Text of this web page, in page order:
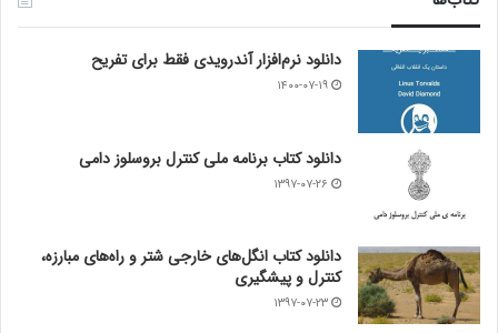
دانلود نرم‌افزار آندرویدی فقط برای تفریح
۱۴۰۰-۰۷-۱۹
دانلود کتاب برنامه ملی کنترل بروسلوز دامی
۱۳۹۷-۰۷-۲۶
دانلود کتاب انگل‌های خارجی شتر و راه‌های مبارزه،
کنترل و پیشگیری
۱۳۹۷-۰۷-۲۳